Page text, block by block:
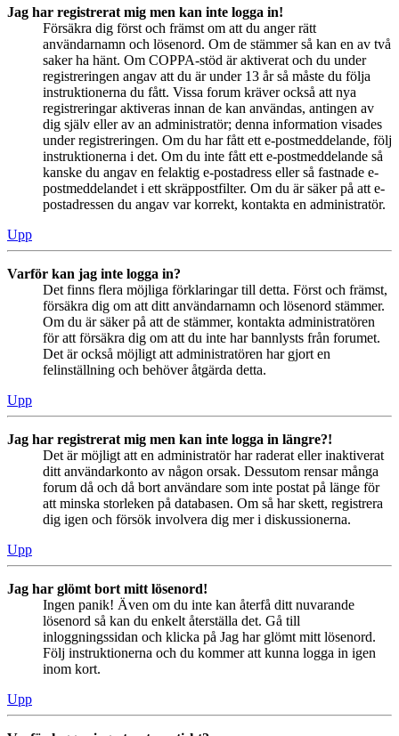
Jag har registrerat mig men kan inte logga in!
Försäkra dig först och främst om att du anger rätt
användarnamn och lösenord. Om de stämmer så kan en av två
saker ha hänt. Om COPPA-stöd är aktiverat och du under
registreringen angav att du är under 13 år så måste du följa
instruktionerna du fått. Vissa forum kräver också att nya
registreringar aktiveras innan de kan användas, antingen av
dig själv eller av an administratör; denna information visades
under registreringen. Om du har fått ett e-postmeddelande, följ
instruktionerna i det. Om du inte fått ett e-postmeddelande så
kanske du angav en felaktig e-postadress eller så fastnade e-
postmeddelandet i ett skräppostfilter. Om du är säker på att e-
postadressen du angav var korrekt, kontakta en administratör.
Upp
Varför kan jag inte logga in?
Det finns flera möjliga förklaringar till detta. Först och främst,
försäkra dig om att ditt användarnamn och lösenord stämmer.
Om du är säker på att de stämmer, kontakta administratören
för att försäkra dig om att du inte har bannlysts från forumet.
Det är också möjligt att administratören har gjort en
felinställning och behöver åtgärda detta.
Upp
Jag har registrerat mig men kan inte logga in längre?!
Det är möjligt att en administratör har raderat eller inaktiverat
ditt användarkonto av någon orsak. Dessutom rensar många
forum då och då bort användare som inte postat på länge för
att minska storleken på databasen. Om så har skett, registrera
dig igen och försök involvera dig mer i diskussionerna.
Upp
Jag har glömt bort mitt lösenord!
Ingen panik! Även om du inte kan återfå ditt nuvarande
lösenord så kan du enkelt återställa det. Gå till
inloggningssidan och klicka på Jag har glömt mitt lösenord.
Följ instruktionerna och du kommer att kunna logga in igen
inom kort.
Upp